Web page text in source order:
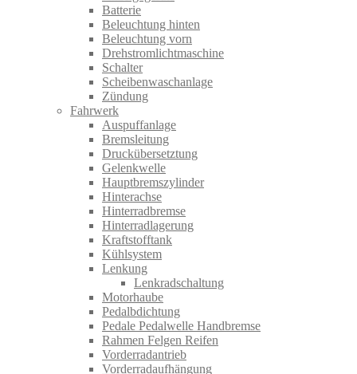
Batterie
Beleuchtung hinten
Beleuchtung vorn
Drehstromlichtmaschine
Schalter
Scheibenwaschanlage
Zündung
Fahrwerk
Auspuffanlage
Bremsleitung
Druckübersetztung
Gelenkwelle
Hauptbremszylinder
Hinterachse
Hinterradbremse
Hinterradlagerung
Kraftstofftank
Kühlsystem
Lenkung
Lenkradschaltung
Motorhaube
Pedalbdichtung
Pedale Pedalwelle Handbremse
Rahmen Felgen Reifen
Vorderradantrieb
Vorderradaufhängung